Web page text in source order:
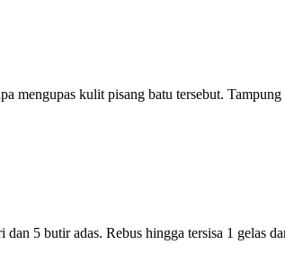
mengupas kulit pisang batu tersebut.
5 butir adas. Rebus hingga tersisa 1 gelas